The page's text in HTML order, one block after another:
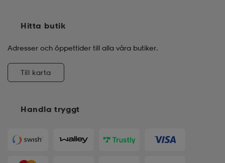
Handla tryggt
Hitta butik
Adresser och öppettider till alla våra butiker.
Till karta